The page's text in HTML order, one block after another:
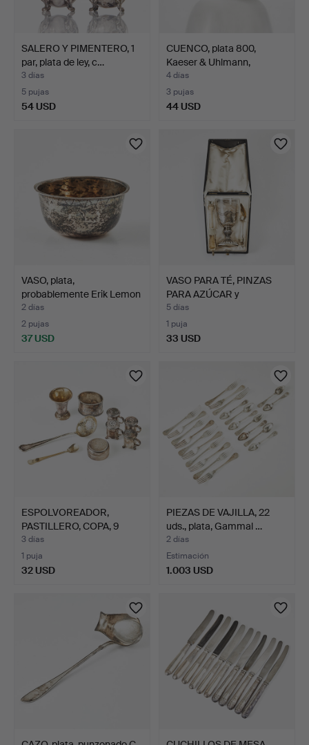
SALERO Y PIMENTERO, 1
par, plata de ley, c…
3 días
5 pujas
54 USD
CUENCO, plata 800,
Kaeser & Uhlmann,
Schwä…
4 días
3 pujas
44 USD
VASO, plata,
probablemente Erik Lemon
(act…
2 días
2 pujas
37 USD
VASO PARA TÉ, PINZAS
PARA AZÚCAR y
CUCHARA…
5 días
1 puja
33 USD
ESPOLVOREADOR,
PASTILLERO, COPA, 9
piezas,…
3 días
1 puja
32 USD
PIEZAS DE VAJILLA, 22
uds., plata, Gammal …
2 días
Estimación
1.003 USD